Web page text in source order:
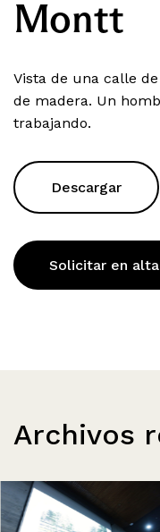
Montt
Vista de una calle
de madera. Un
trabajando.
Descargar
Solicitar en
Archivos